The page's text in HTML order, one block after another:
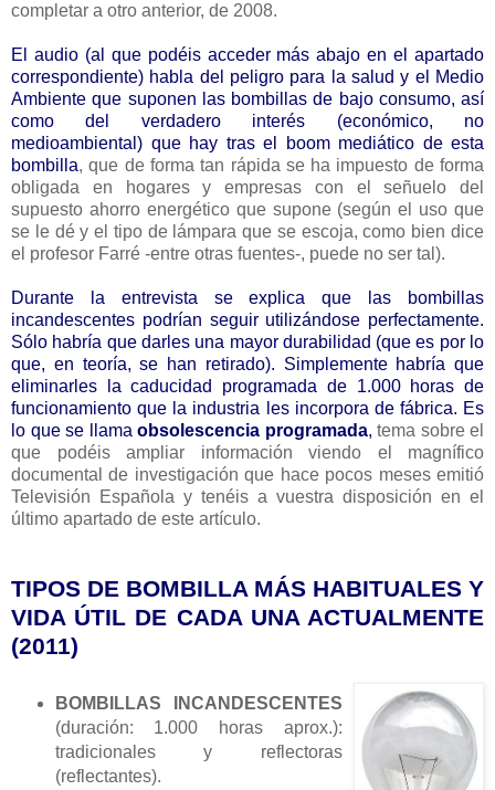
completar a otro anterior, de 2008.
El audio (al que podéis acceder más abajo en el apartado
correspondiente) habla del peligro para la salud y el Medio
Ambiente que suponen las bombillas de bajo consumo, así
como del verdadero interés (económico, no
medioambiental) que hay tras el boom mediático de esta
bombilla, que de forma tan rápida se ha impuesto de forma
obligada en hogares y empresas con el señuelo del
supuesto ahorro energético que supone (según el uso que
se le dé y el tipo de lámpara que se escoja, como bien dice
el profesor Farré -entre otras fuentes-, puede no ser tal).
Durante la entrevista se explica que
las bombillas
incandescentes podrían seguir utilizándose perfectamente.
Sólo habría que darles una mayor durabilidad (que es por lo
que, en teoría, se han retirado). Simplemente habría que
eliminarles la caducidad programada de 1.000 horas de
funcionamiento que la industria les incorpora de fábrica. Es
lo que se llama obsolescencia programada, tema sobre el
que podéis ampliar información viendo el magnífico
documental de investigación que hace pocos meses emitió
Televisión Española y tenéis a vuestra disposición en el
último apartado de este artículo.
TIPOS DE BOMBILLA MÁS HABITUALES Y
VIDA ÚTIL DE CADA UNA ACTUALMENTE
(2011)
BOMBILLAS INCANDESCENTES
(duración: 1.000 horas aprox.):
tradicionales y reflectoras
(reflectantes).